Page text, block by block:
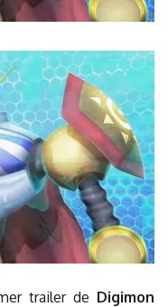
trailer de Digimon